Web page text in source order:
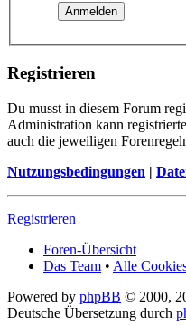
Registrieren
Du musst in diesem Forum
Administration kann
auch die jeweiligen
Nutzungsbedingungen |
Registrieren
Foren-Übersicht
Das Team • Alle
Powered by phpBB © 2000,
Deutsche Übersetzung durch